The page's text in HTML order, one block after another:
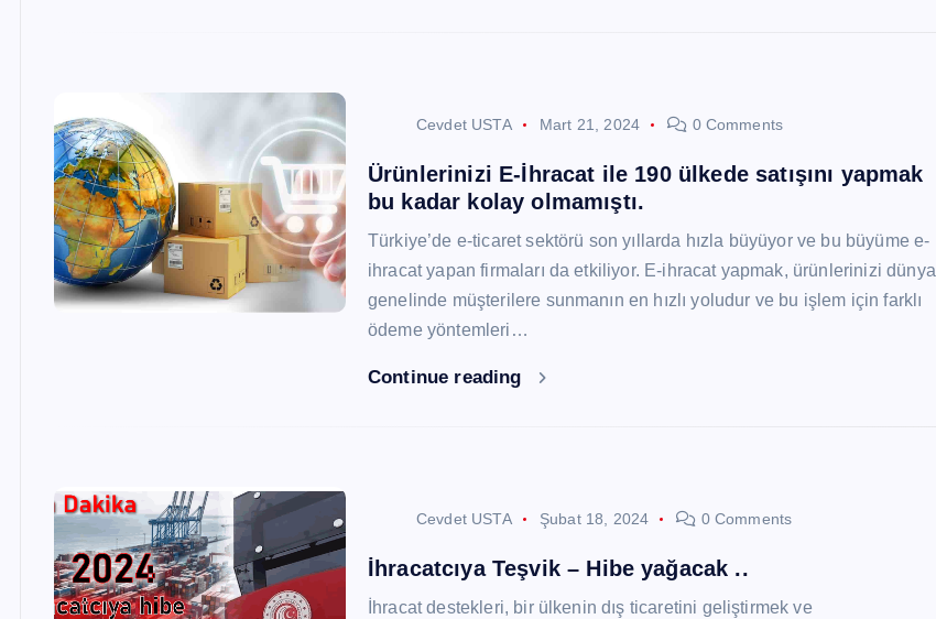
Cevdet USTA Mart 21, 2024 0 Comments
Ürünlerinizi E-İhracat ile 190 ülkede satışını yapmak
bu kadar kolay olmamıştı.
Türkiye’de e-ticaret sektörü son yıllarda hızla büyüyor ve bu büyüme e-
ihracat yapan firmaları da etkiliyor. E-ihracat yapmak, ürünlerinizi dünya
genelinde müşterilere sunmanın en hızlı yoludur ve bu işlem için farklı
ödeme yöntemleri…
Continue reading
Cevdet USTA Şubat 18, 2024 0 Comments
İhracatcıya Teşvik – Hibe yağacak ..
İhracat destekleri, bir ülkenin dış ticaretini geliştirmek ve